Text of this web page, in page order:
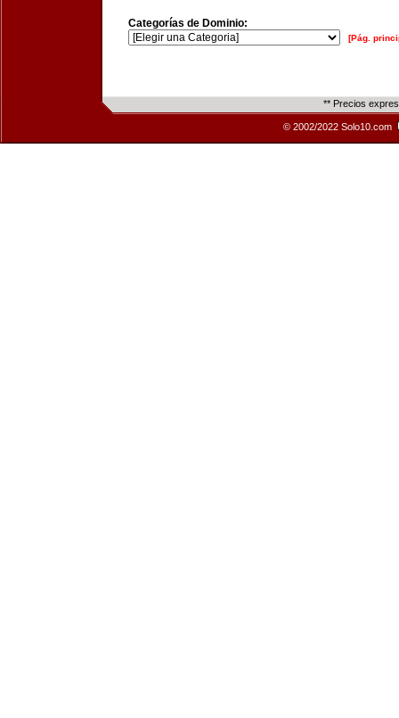
Categorías de Dominio:
[Pág.
** Precios
© 2002/2022 Solo10.com